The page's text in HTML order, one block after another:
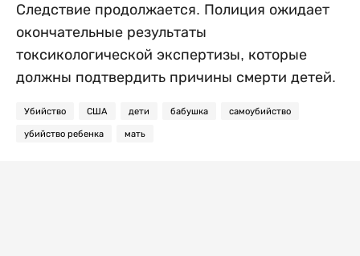
Следствие продолжается. Полиция ожидает
окончательные результаты
токсикологической экспертизы, которые
должны подтвердить причины смерти детей.
Убийство США дети бабушка самоубийство
убийство ребенка мать